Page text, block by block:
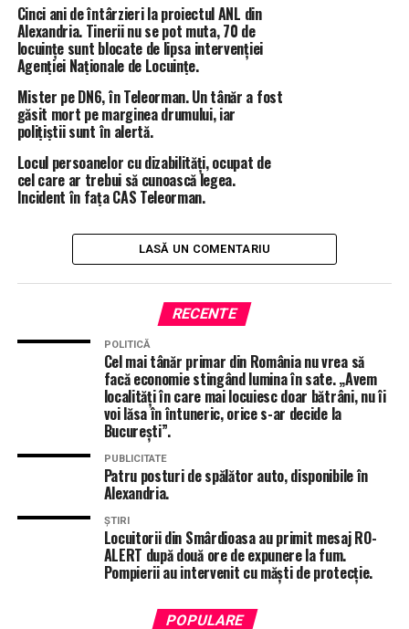
doar mici focare fără risc de extindere.
Reprezentanții ISU Teleorman trag un nou semnal
de alarmă:
“Incendiul de astăzi este dovada elocventă a pericolului
reprezentat de incendiile de vegetație uscată. Toți
cetățenii trebuie să înțeleagă că astfel de situații pot să
mai aibă loc dacă nu manifestă responsabilitate și dacă
nu respectă măsurile de prevenire a incendiilor specifice
sezonului secetos. Este obligația morală și civică a
fiecăruia dintre noi să prevenim astfel de tragedii.
Reamintim populației că arderea miriștilor, vegetației
uscate sau a resturilor vegetale este interzisă fără
Cinci ani de întârzieri la proiectul ANL din
Alexandria. Tinerii nu se pot muta, 70 de
locuințe sunt blocate de lipsa intervenției
Agenției Naționale de Locuințe.
Mister pe DN6, în Teleorman. Un tânăr a fost
găsit mort pe marginea drumului, iar
polițiștii sunt în alertă.
Locul persoanelor cu dizabilități, ocupat de
cel care ar trebui să cunoască legea.
Incident în fața CAS Teleorman.
LASĂ UN COMENTARIU
RECENTE
POLITICĂ
Cel mai tânăr primar din România nu vrea să
facă economie stingând lumina în sate. „Avem
localități în care mai locuiesc doar bătrâni, nu îi
voi lăsa în întuneric, orice s-ar decide la
București”.
PUBLICITATE
Patru posturi de spălător auto, disponibile în
Alexandria.
ȘTIRI
Locuitorii din Smârdioasa au primit mesaj RO-
ALERT după două ore de expunere la fum.
Pompierii au intervenit cu măști de protecție.
POPULARE